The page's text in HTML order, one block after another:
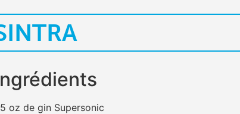
oz de gin Supersonic